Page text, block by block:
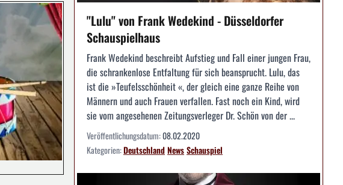
"Lulu" von Frank Wedekind - Düsseldorfer
Schauspielhaus
Frank Wedekind beschreibt Aufstieg und Fall einer jungen Frau,
die schrankenlose Entfaltung für sich beansprucht. Lulu, das
ist die »Teufelsschönheit «, der gleich eine ganze Reihe von
Männern und auch Frauen verfallen. Fast noch ein Kind, wird
sie vom angesehenen Zeitungsverleger Dr. Schön von der ...
Veröffentlichungsdatum:08.02.2020
Kategorien:DeutschlandNewsSchauspiel